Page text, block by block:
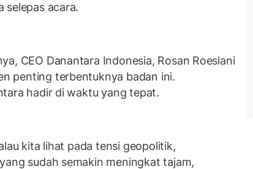
selepas acara.
CEO Danantara Indonesia, Rosan Roeslani
penting terbentuknya badan ini.
hadir di waktu yang tepat.
kita lihat pada tensi geopolitik,
sudah semakin meningkat tajam,